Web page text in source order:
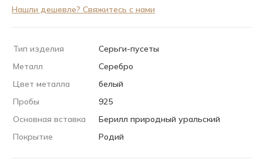
Нашли дешевле? Свяжитесь с нами
Тип изделия
Серьги-пусеты
Металл
Серебро
Цвет металла
белый
Пробы
925
Основная вставка
Берилл природный уральский
Покрытие
Родий